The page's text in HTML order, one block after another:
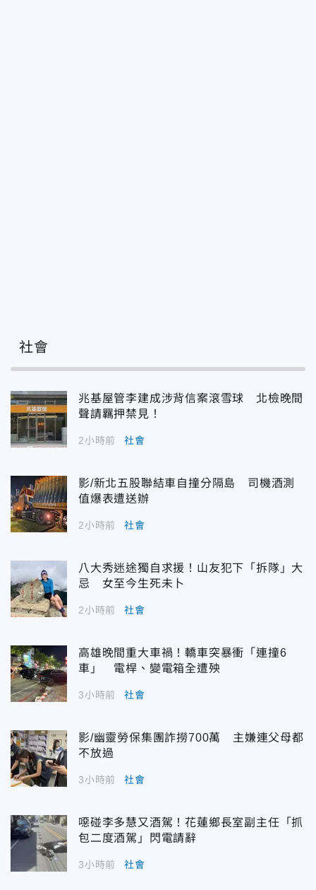
社會
兆基屋管李建成涉背信案滾雪球 北檢晚間
聲請羈押禁見！
2小時前 社會
影/新北五股聯結車自撞分隔島 司機酒測
值爆表遭送辦
2小時前 社會
八大秀迷途獨自求援！山友犯下「拆隊」大
忌 女至今生死未卜
2小時前 社會
高雄晚間重大車禍！轎車突暴衝「連撞6
車」 電桿、變電箱全遭殃
3小時前 社會
影/幽靈勞保集團詐撈700萬 主嫌連父母都
不放過
3小時前 社會
噁碰李多慧又酒駕！花蓮鄉長室副主任「抓
包二度酒駕」閃電請辭
3小時前 社會